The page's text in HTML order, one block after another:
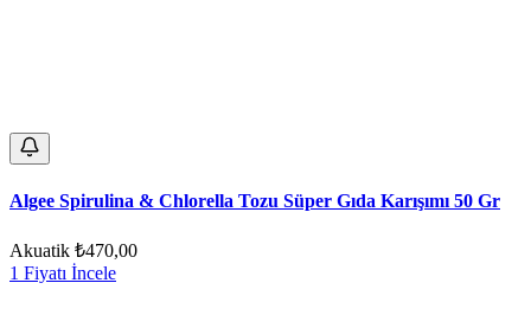
Algee Spirulina & Chlorella Tozu Süper Gıda Karışımı 50 Gr
Akuatik ₺470,00
1 Fiyatı İncele